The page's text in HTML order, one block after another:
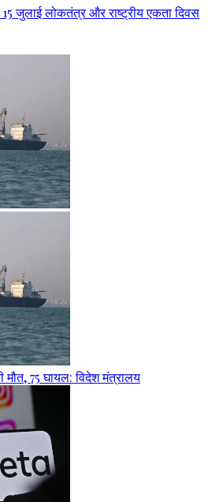
15 जुलाई लोकतंत्र और राष्ट्रीय एकता दिवस
मौत, 75 घायल: विदेश मंत्रालय